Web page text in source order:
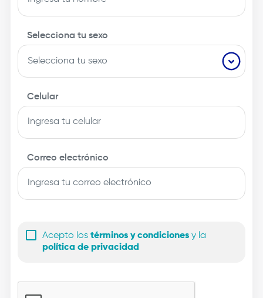
Selecciona tu sexo
Celular
Correo electrónico
Acepto los términos y condiciones y la
política de privacidad